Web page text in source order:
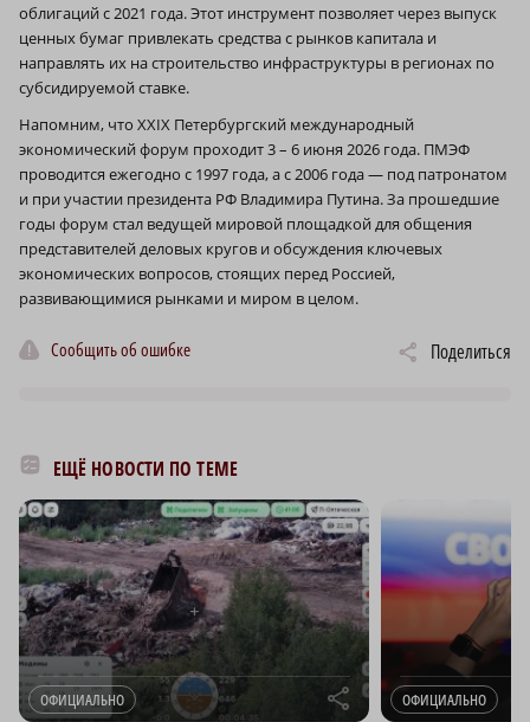
облигаций с 2021 года. Этот инструмент позволяет через выпуск
ценных бумаг привлекать средства с рынков капитала и
направлять их на строительство инфраструктуры в регионах по
субсидируемой ставке.
Напомним, что XXIX Петербургский международный
экономический форум проходит 3 – 6 июня 2026 года. ПМЭФ
проводится ежегодно с 1997 года, а с 2006 года — под патронатом
и при участии президента РФ Владимира Путина. За прошедшие
годы форум стал ведущей мировой площадкой для общения
представителей деловых кругов и обсуждения ключевых
экономических вопросов, стоящих перед Россией,
развивающимися рынками и миром в целом.
Сообщить об ошибке Поделиться
ЕЩЁ НОВОСТИ ПО ТЕМЕ
ОФИЦИАЛЬНО r ОФИЦИАЛЬНО